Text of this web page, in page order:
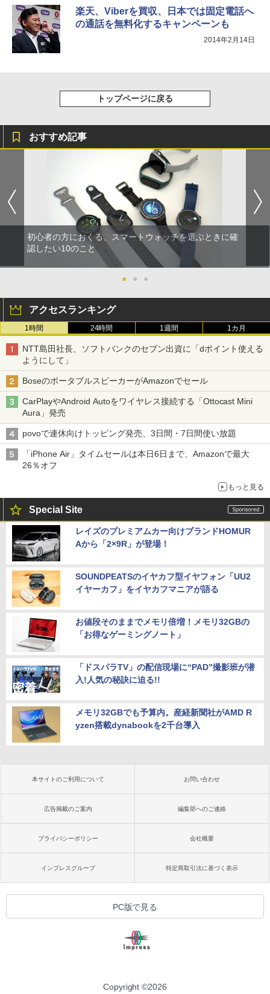
楽天、Viberを買収、日本では固定電話へ
の通話を無料化するキャンペーンも
2014年2月14日
トップページに戻る
おすすめ記事
初心者の方におくる、スマートウォッチを選ぶときに確
認したい10のこと
● ● ●
アクセスランキング
1時間 24時間 1週間 1カ月
NTT島田社長、ソフトバンクのセブン出資に「dポイント使える
ようにして」
BoseのポータブルスピーカーがAmazonでセール
CarPlayやAndroid Autoをワイヤレス接続する「Ottocast Mini
Aura」発売
povoで連休向けトッピング発売、3日間・7日間使い放題
「iPhone Air」タイムセールは本日6日まで、Amazonで最大
26％オフ
もっと見る
Special Site
レイズのプレミアムカー向けブランドHOMUR
Aから「2×9R」が登場！
SOUNDPEATSのイヤカフ型イヤフォン「UU2
イヤーカフ」をイヤカフマニアが語る
お値段そのままでメモリ倍増！メモリ32GBの
「お得なゲーミングノート」
「ドスパラTV」の配信現場に“PAD”撮影班が潜
入!人気の秘訣に迫る!!
メモリ32GBでも予算内。産経新聞社がAMD R
yzen搭載dynabookを2千台導入
本サイトのご利用について お問い合わせ
広告掲載のご案内 編集部へのご連絡
プライバシーポリシー 会社概要
インプレスグループ 特定商取引法に基づく表示
PC版で見る
Copyright ©2026